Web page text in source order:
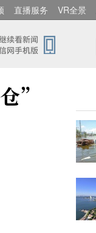
直播服务 VR全景
”